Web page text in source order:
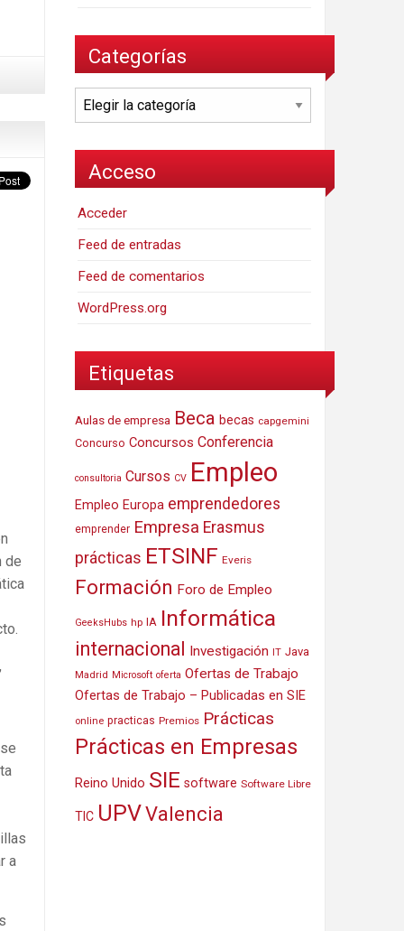
de
a
Categorías
Categorías
Acceso
Acceder
Feed de entradas
Feed de comentarios
WordPress.org
Etiquetas
Aulas de empresa Beca becas capgemini
Concurso Concursos Conferencia
consultoria Cursos CV Empleo
Empleo Europa emprendedores
emprender Empresa Erasmus
prácticas ETSINF Everis
Formación Foro de Empleo
GeeksHubs hp IA Informática
internacional Investigación IT Java
Madrid Microsoft oferta Ofertas de Trabajo
Ofertas de Trabajo – Publicadas en SIE
online practicas Premios Prácticas
Prácticas en Empresas
Reino Unido SIE software Software Libre
TIC UPVValencia